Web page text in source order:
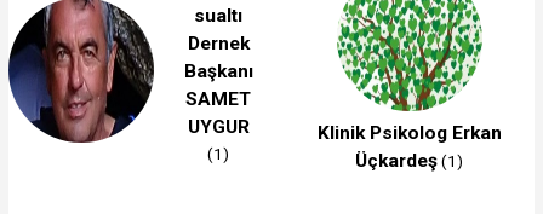
sualtı
Dernek
Başkanı
SAMET
UYGUR
(1)
Klinik Psikolog Erkan
Üçkardeş(1)